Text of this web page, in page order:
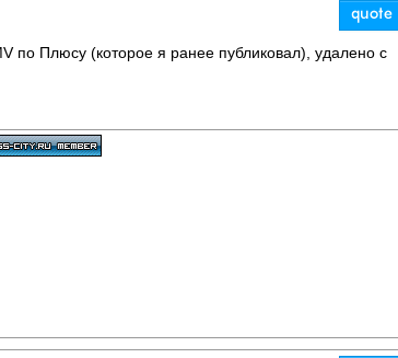
по Плюсу (которое я ранее публиковал), удалено с